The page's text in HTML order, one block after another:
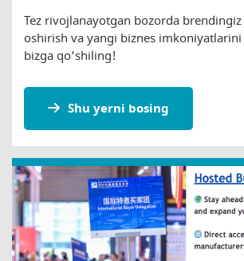
Tez rivojlanayotgan bozorda
oshirish va yangi biznes
bizga qo‘shiling!
Shu yerni bosing